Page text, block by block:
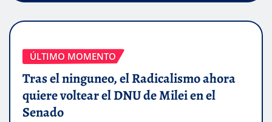
ÚLTIMO MOMENTO
Tras el ninguneo, el Radicalismo ahora
quiere voltear el DNU de Milei en el
Senado